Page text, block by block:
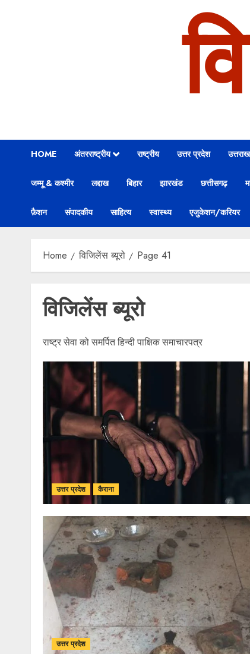
HOME अंतरराष्ट्रीय राष्ट्रीय उत्तर प्रदेश
जम्मू & कश्मीर लद्दाख बिहार झारखंड छत्तीसगढ़
फ़ैशन संपादकीय साहित्य स्वास्थ्य एजुकेशन/करियर
Home विजिलेंस ब्यूरो Page 41
विजिलेंस ब्यूरो
राष्ट्र सेवा को समर्पित हिन्दी पाक्षिक समाचारपत्र
उत्तर प्रदेश कैराना
उत्तर प्रदेश